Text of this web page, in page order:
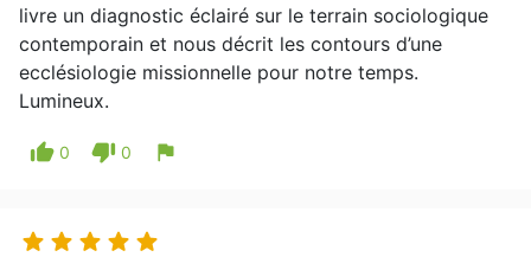
livre un diagnostic éclairé sur le terrain sociologique
contemporain et nous décrit les contours d’une
ecclésiologie missionnelle pour notre temps.
Lumineux.
thumb_up 0 thumb_down 0 flag
    